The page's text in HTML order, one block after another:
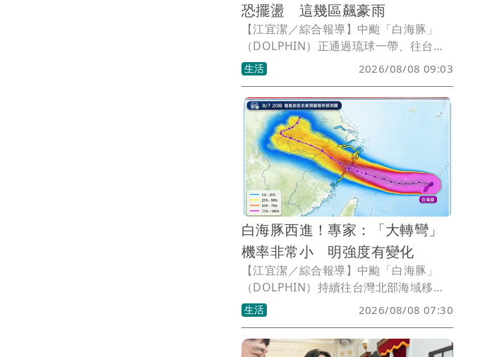
恐擺盪 這幾區飆豪雨
【江宜潔／綜合報導】中颱「白海豚」
（DOLPHIN）正通過琉球一帶、往台灣
北部海域移動中，最新海警範圍包括北部
及東北部海面，由於外圍環流影響，目前
中央氣象署已發布大雨特報，提醒中部以
北需留意豪大雨發生，至於整體風雨則以
今（8）、明（9）兩天最為顯著。
生活 2026/08/08 09:03
白海豚西進！專家：「大轉彎」
機率非常小 明強度有變化
【江宜潔／綜合報導】中颱「白海豚」
（DOLPHIN）持續往台灣北部海域移動
中，最新海警範圍包括北部及東北部海
面，整體風雨浪會以今（8）、明（9）兩
天最為明顯，尤其中部以北需留意豪大雨
生活 2026/08/08 07:30